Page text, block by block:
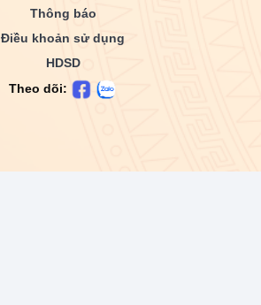
Thông báo
Điều khoản sử dụng
HDSD
Theo dõi: